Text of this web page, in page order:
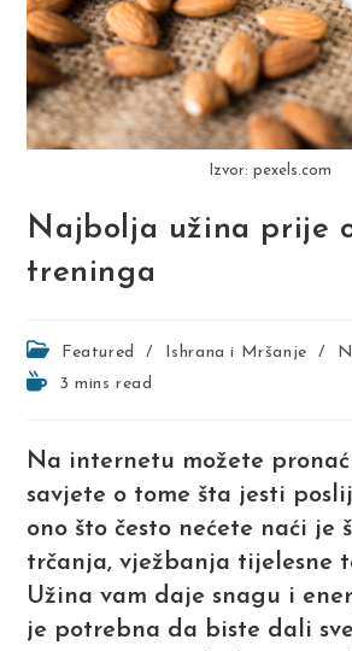
Izvor: pexels.com
Najbolja užina prije
treninga
Post
category:
Featured / Ishrana i Mršanje /
Reading3 mins read
Na internetu možete
savjete o tome šta jesti
ono što često nećete naći je
trčanja, vježbanja tijelesne
Užina vam daje snagu i
je potrebna da biste dali